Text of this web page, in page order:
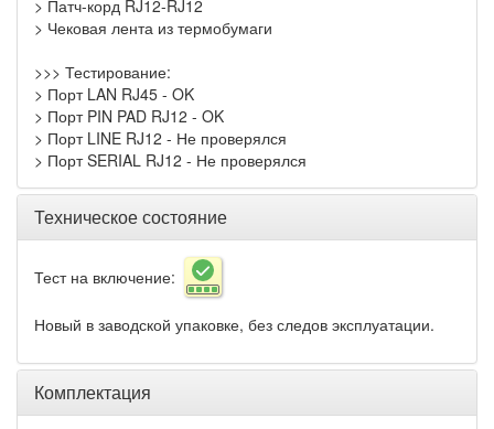
> Патч-корд RJ12-RJ12
> Чековая лента из термобумаги
>>> Тестирование:
> Порт LAN RJ45 - OK
> Порт PIN PAD RJ12 - OK
> Порт LINE RJ12 - Не проверялся
> Порт SERIAL RJ12 - Не проверялся
Техническое состояние
Тест на включение:
Новый в заводской упаковке, без следов эксплуатации.
Комплектация